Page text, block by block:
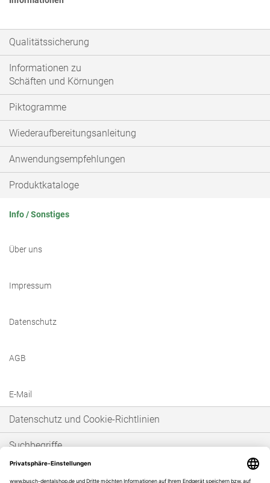
Qualitätssicherung
Informationen zu
Schäften und Körnungen
Piktogramme
Wiederaufbereitungsanleitung
Anwendungsempfehlungen
Produktkataloge
Info / Sonstiges
Über uns
Impressum
Datenschutz
AGB
E-Mail
Datenschutz und Cookie-Richtlinien
Suchbegriffe